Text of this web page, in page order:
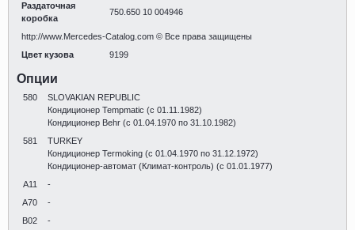
Раздаточная
коробка
750.650 10 004946
http://www.Mercedes-Catalog.com © Все права защищены
Цвет кузова
9199
Опции
580
SLOVAKIAN REPUBLIC
Кондиционер Tempmatic (с 01.11.1982)
Кондиционер Behr (с 01.04.1970 по 31.10.1982)
581
TURKEY
Кондиционер Termoking (с 01.04.1970 по 31.12.1972)
Кондиционер-автомат (Климат-контроль) (с 01.01.1977)
A11
-
A70
-
B02
-